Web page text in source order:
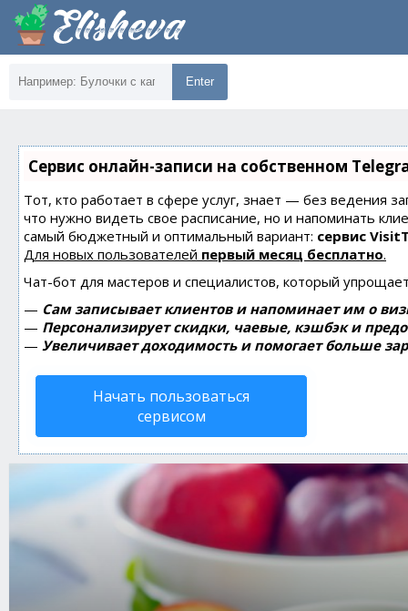
Enter
Сервис онлайн-записи на собственном
Тот, кто работает в сфере услуг, знает — без ведения
что нужно видеть свое расписание, но и напоминать
самый бюджетный и оптимальный вариант: сервис
Для новых пользователей первый месяц бесплатно.
Чат-бот для мастеров и специалистов, который
— Сам записывает клиентов и напоминает им о
— Персонализирует скидки, чаевые, кэшбэк и
— Увеличивает доходимость и помогает больше
Начать пользоваться
сервисом